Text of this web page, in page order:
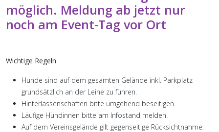
möglich. Meldung ab jetzt nur
noch am Event-Tag vor Ort
Wichtige Regeln
Hunde sind auf dem gesamten Gelände inkl. Parkplatz
grundsätzlich an der Leine zu führen.
Hinterlassenschaften bitte umgehend beseitigen.
Läufige Hündinnen bitte am Infostand melden.
Auf dem Vereinsgelände gilt gegenseitige Rücksichtnahme.